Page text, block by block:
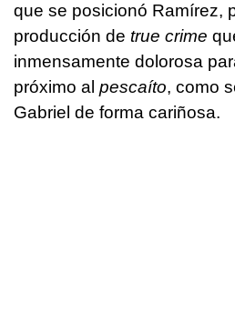
que se posicionó Ramírez,
producción de true crime
inmensamente dolorosa
próximo al pescaíto, como
Gabriel de forma cariñosa.